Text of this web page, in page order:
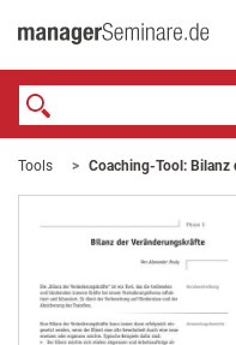
Tools Coaching-Tool: Bilanz